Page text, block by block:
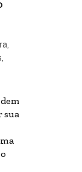
sua